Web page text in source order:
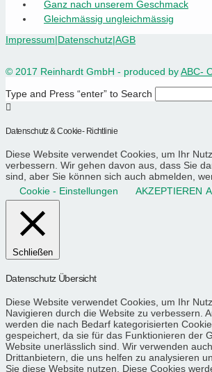
Ganz nach unserem Geschmack
Gleichmässig ungleichmässig
Impressum|Datenschutz|AGB
© 2017 Reinhardt GmbH - produced byABC-
Type and Press “enter” to Search
Datenschutz & Cookie- Richtlinie
Diese Website verwendet Cookies, um Ihr
verbessern. Wir gehen davon aus, dass Sie
sind, aber Sie können sich auch abmelden,
Cookie - Einstellungen
AKZEPTIEREN
Schließen
Datenschutz Übersicht
Diese Website verwendet Cookies, um Ihr
Navigieren durch die Website zu verbessern.
werden die nach Bedarf kategorisierten
gespeichert, da sie für das Funktionieren der
Website unerlässlich sind. Wir verwenden
Drittanbietern, die uns helfen zu analysieren
Sie diese Website nutzen. Diese Cookies